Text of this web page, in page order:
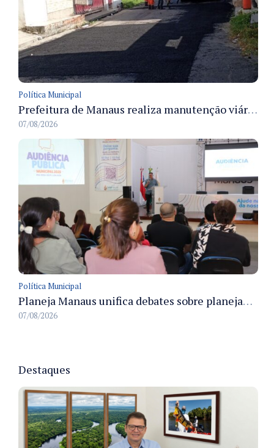
Política Municipal
Prefeitura de Manaus realiza manutenção viária e recupera pavimento na rua Almir Pedreiras em Petrópolis
07/08/2026
Política Municipal
Planeja Manaus unifica debates sobre planejamento público, orçamento e serviços nos dias 16 e 17 de setembro
07/08/2026
Destaques